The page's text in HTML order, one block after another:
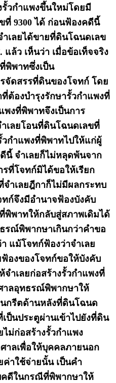
วกำแพงขึ้นใหม่โดยมี
ที่ 9300 ได้ ก่อนฟ้องคดีนี้
ำเลยได้ขายที่ดินโฉนดเลข
แล้ว เห็นว่า เมื่อข้อเท็จจริง
พิพาทซึ่งเป็น
จัดสรรที่ดินของโจทก์ โดย
ต้องบำรุงรักษารั้วกำแพงที่
พงที่พิพาทจึงเป็นการ
เลยโอนที่ดินโฉนดเลขที่
วกำแพงที่พิพาทไปให้แก่ผู้
นี้ จำเลยก็ไม่หลุดพ้นจาก
ที่โจทก์มิได้ขอให้เรียก
ำเลยฎีกาก็ไม่มีผลกระทบ
ก์จึงมีอำนาจฟ้องบังคับ
พิพาทให้กลับสู่สภาพเดิมได้
รณ์พิพากษาเกินกว่าคำขอ
แม้โจทก์ฟ้องว่าจำเลย
องของโจทก์ขอให้บังคับ
จำเลยก่อสร้างรั้วกำแพงที่
าลอุทธรณ์พิพากษาให้
นกรีตด้านหลังที่ดินโฉนด
เป็นประตูผ่านเข้าไปยังที่ดิน
ไม่ก่อสร้างรั้วกำแพง
าลเพื่อให้บุคคลภายนอก
ค่าใช้จ่ายนั้น เป็นคำ
ดีในกรณีที่พิพากษาให้